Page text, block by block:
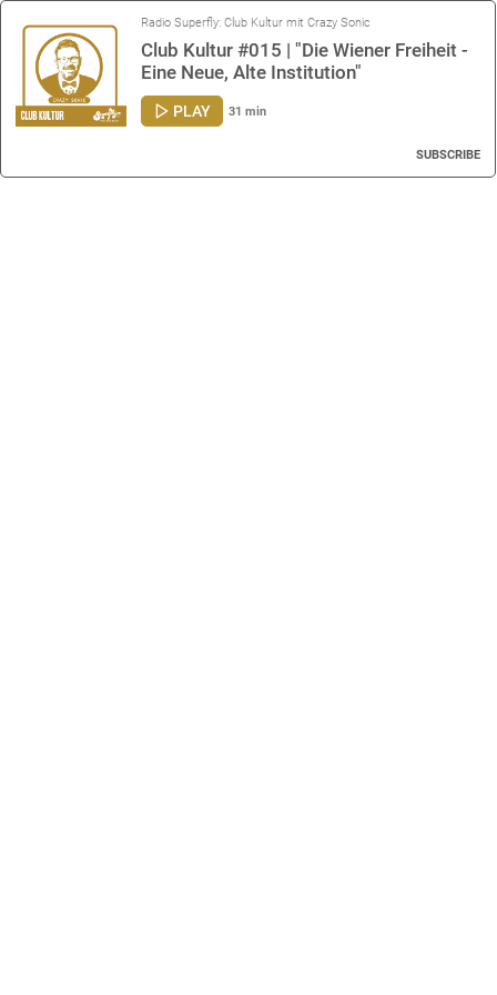
Radio Superfly: Club Kultur mit Crazy Sonic
Club Kultur #015 | "Die Wiener Freiheit -
Eine Neue, Alte Institution"
PLAY 31 min
SUBSCRIBE